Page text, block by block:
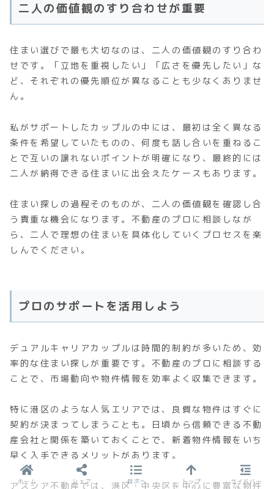
二人の価値観のすり合わせが重要
住まい選びで最も大切なのは、二人の価値観のすり合わ
せです。「立地を重視したい」「広さを優先したい」な
ど、それぞれの優先順位が異なることも少なくありませ
ん。
私がサポートしたカップルの中には、最初は全く異なる
条件を希望していたものの、何度も話し合いを重ねるこ
とで互いの譲れないポイントが明確になり、最終的には
二人が納得できる住まいに出会えたケースもあります。
住まい探しの過程そのものが、二人の価値観を確認し合
う貴重な機会になります。不動産のプロに相談しなが
ら、二人で理想の住まいを具体化していくプロセスを楽
しんでください。
プロのサポートを活用しよう
デュアルキャリアカップルは時間的制約が多いため、効
率的な住まい探しが重要です。不動産のプロに相談する
ことで、市場動向や物件情報を効率よく収集できます。
特に港区のような人気エリアでは、良質な物件はすぐに
契約が決まってしまうことも。日頃から信頼できる不動
産会社と関係を築いておくことで、新着物件情報をいち
早く入手できるメリットがあります。
アスシア不動産では、港区・中央区を中心に豊富な物件
ホーム シェア 目次へ トップ サイドバー